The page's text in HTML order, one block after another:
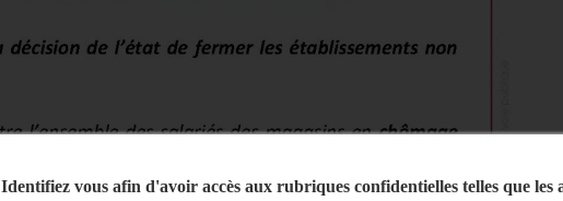
Identifiez vous afin d'avoir accès aux rubriques confidentielles telles que les